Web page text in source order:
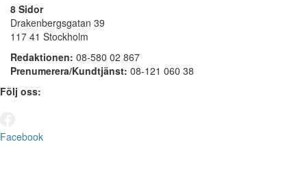
8 Sidor
Drakenbergsgatan 39
117 41 Stockholm
Redaktionen: 08-580 02 867
Prenumerera/Kundtjänst: 08-121 060 38
Följ oss:
Facebook